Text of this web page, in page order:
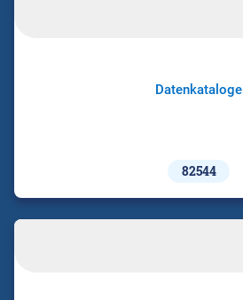
Datenkataloge
82544